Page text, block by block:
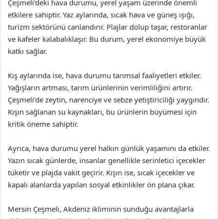
Çeşmeli’deki hava durumu, yerel yaşam üzerinde önemli
etkilere sahiptir. Yaz aylarında, sıcak hava ve güneş ışığı,
turizm sektörünü canlandırır. Plajlar dolup taşar, restoranlar
ve kafeler kalabalıklaşır. Bu durum, yerel ekonomiye büyük
katkı sağlar.
Kış aylarında ise, hava durumu tarımsal faaliyetleri etkiler.
Yağışların artması, tarım ürünlerinin verimliliğini artırır.
Çeşmeli’de zeytin, narenciye ve sebze yetiştiriciliği yaygındır.
Kışın sağlanan su kaynakları, bu ürünlerin büyümesi için
kritik öneme sahiptir.
Ayrıca, hava durumu yerel halkın günlük yaşamını da etkiler.
Yazın sıcak günlerde, insanlar genellikle serinletici içecekler
tüketir ve plajda vakit geçirir. Kışın ise, sıcak içecekler ve
kapalı alanlarda yapılan sosyal etkinlikler ön plana çıkar.
Mersin Çeşmeli, Akdeniz ikliminin sunduğu avantajlarla